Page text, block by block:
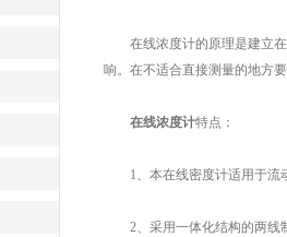
在线浓度计的原理是建立在
响。在不适合直接测量的地方
在线浓度计特点：
1、本在线密度计适用于流
2、采用一体化结构的两线